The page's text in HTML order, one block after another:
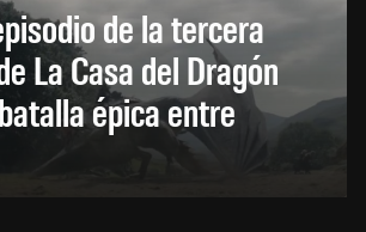
de la tercera
La Casa del Dragón
épica entre